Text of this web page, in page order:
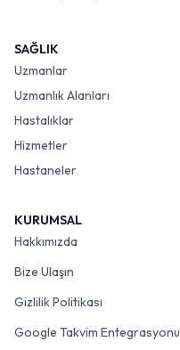
SAĞLIK
Uzmanlar
Uzmanlık Alanları
Hastalıklar
Hizmetler
Hastaneler
KURUMSAL
Hakkımızda
Bize Ulaşın
Gizlilik Politikası
Google Takvim Entegrasyonu